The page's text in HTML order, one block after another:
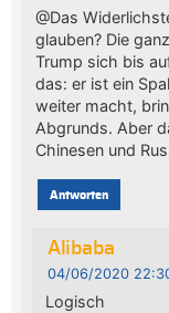
@Das
glauben? Die
Trump sich bis
das: er ist ein
weiter macht,
Abgrunds. Aber
Chinesen und
Antworten
Alibaba
04/06/2020
Logisch